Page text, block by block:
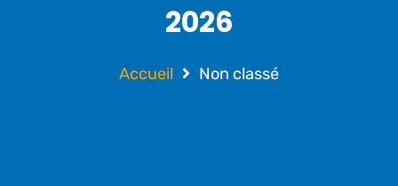
2026
Accueil Non classé